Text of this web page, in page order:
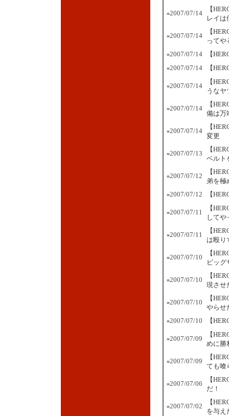
■2007/07/14
【
レイは
■2007/07/14
【
ってや
■2007/07/14 【
■2007/07/14 【
■2007/07/14
【
うなヤ
■2007/07/14
【
備は万
■2007/07/14
【
変更
■2007/07/13
【
ベルト
■2007/07/12
【
弟を極
■2007/07/12 【
■2007/07/11
【
してや
■2007/07/11
【
は殴り
■2007/07/10
【
ビッグ
■2007/07/10
【
現させ
■2007/07/10
【
やらせ
■2007/07/10 【
■2007/07/09
【
めに勝
■2007/07/09
【
ても喰
■2007/07/06
【
だ！
■2007/07/02
【
を与え